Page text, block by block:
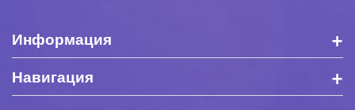
Информация +
Навигация +